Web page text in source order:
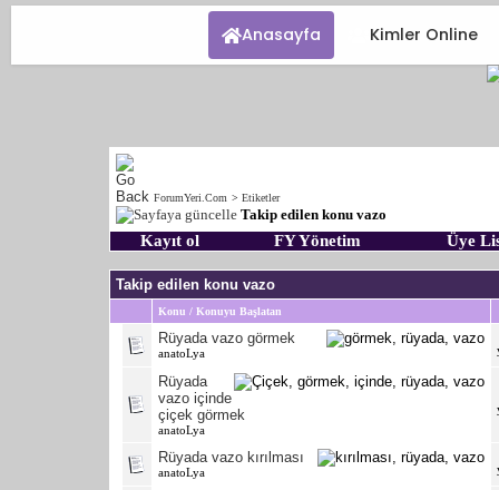
Anasayfa Kimler Online
ForumYeri.Com > Etiketler
Takip edilen konu vazo
Kayıt ol FY Yönetim Üye
Takip edilen konu vazo
Konu / Konuyu Başlatan
Rüyada vazo görmek
anatoLya
Rüyada
vazo içinde
çiçek görmek
anatoLya
Rüyada vazo kırılması
anatoLya